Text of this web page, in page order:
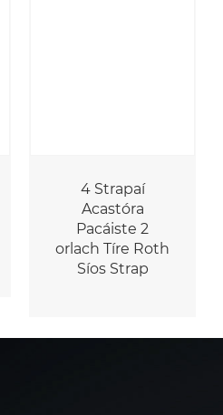
4 Strapaí
Acastóra
Pacáiste 2
orlach Tíre Roth
Síos Strap